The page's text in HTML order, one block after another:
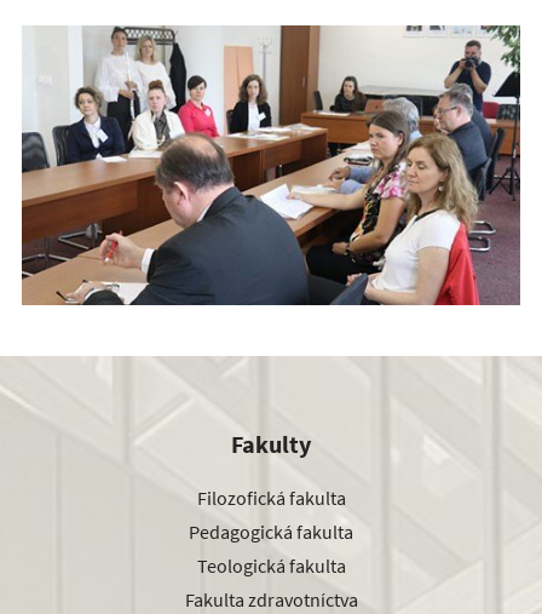
Fakulty
Filozofická fakulta
Pedagogická fakulta
Teologická fakulta
Fakulta zdravotníctva